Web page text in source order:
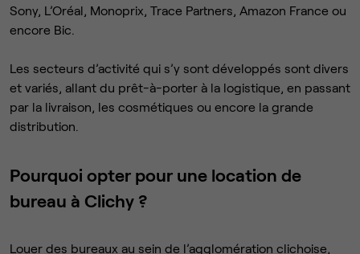
Sony, L’Oréal, Monoprix, Trace Partners, Amazon France ou
encore Bic.
Les secteurs d’activité qui s’y sont développés sont divers
et variés, allant du prêt-à-porter à la logistique, en passant
par la livraison, les cosmétiques ou encore la grande
distribution.
Pourquoi opter pour une location de
bureau à Clichy ?
Louer des bureaux au sein de l’agglomération clichoise,